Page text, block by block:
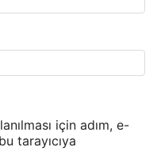
için adım, e-
tarayıcıya